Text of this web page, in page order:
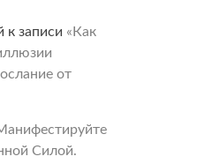
к записи «Как
от
Силой.